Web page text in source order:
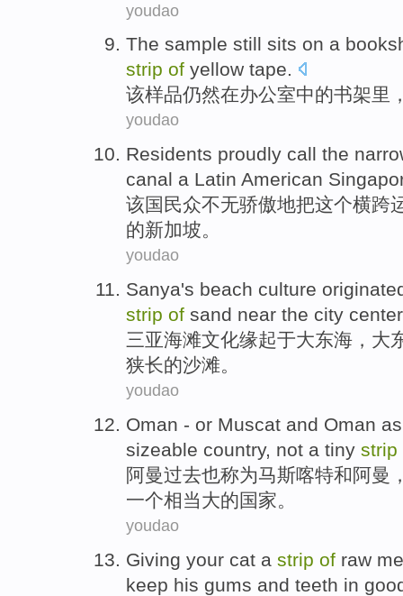
youdao
The sample still sits on a
strip of yellow tape.
该样品仍然在办公室中的书架里
youdao
Residents proudly call the
canal a Latin American
该国民众不无骄傲地把这个横跨
的新加坡。
youdao
Sanya's beach culture
strip of sand near the city
三亚海滩文化缘起于大东海 ，大
狭长的沙滩。
youdao
Oman - or Muscat and Oman
sizeable country, not a tiny strip
阿曼过去也称为马斯喀特和阿曼
一个相当大的国家。
youdao
Giving your cat a strip of raw
keep his gums and teeth in